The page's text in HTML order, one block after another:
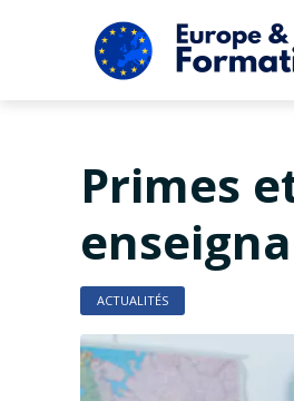
Primes
ACTUALITÉS